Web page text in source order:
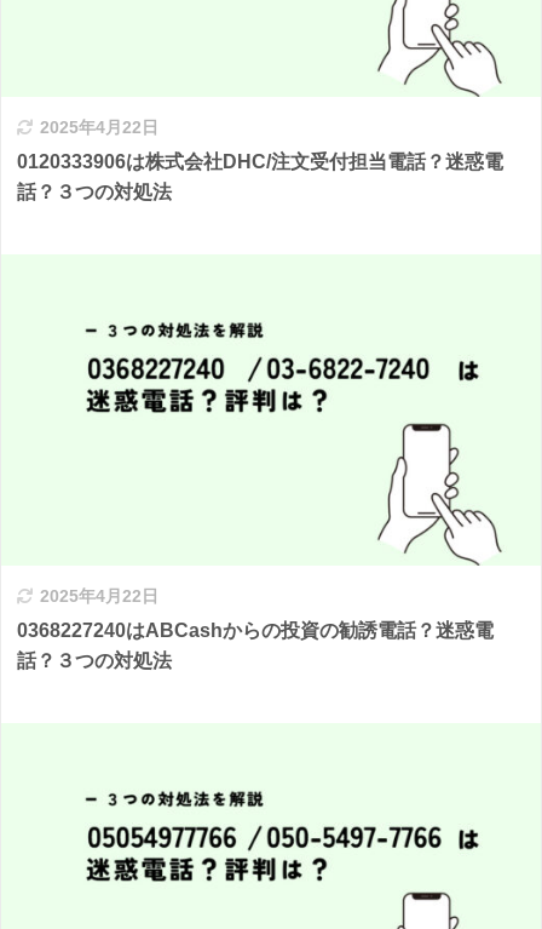
2025年4月22日
0120333906は株式会社DHC/注文受付担当電話？迷惑電
話？３つの対処法
2025年4月22日
0368227240はABCashからの投資の勧誘電話？迷惑電
話？３つの対処法